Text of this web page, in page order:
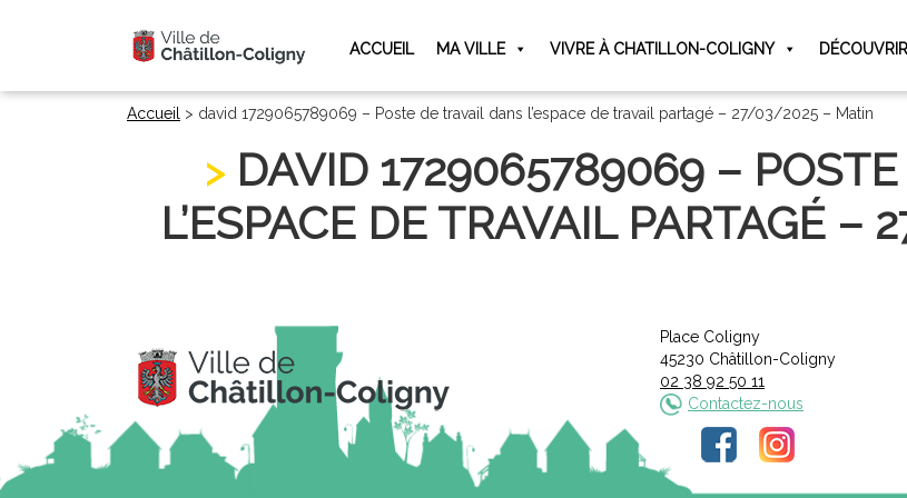
ACCUEIL MA VILLE VIVRE À CHATILLON-COLIGNY
Accueil > david 1729065789069 – Poste de travail dans l’espace de travail partagé – 27/03/2025 – Matin
DAVID 1729065789069 –
L’ESPACE DE TRAVAIL PARTAGÉ
Place Coligny
45230 Châtillon-Coligny
02 38 92 50 11
Contactez-nous